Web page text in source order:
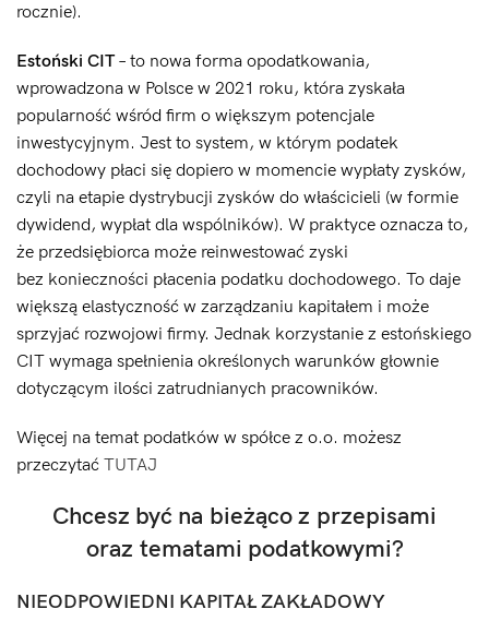
rocznie).
Estoński CIT– to nowa forma opodatkowania,
wprowadzona w Polsce w 2021 roku, która zyskała
popularność wśród firm o większym potencjale
inwestycyjnym. Jest to system, w którym podatek
dochodowy płaci się dopiero w momencie wypłaty zysków,
czyli na etapie dystrybucji zysków do właścicieli (w formie
dywidend, wypłat dla wspólników). W praktyce oznacza to,
że przedsiębiorca może reinwestować zyski
bez konieczności płacenia podatku dochodowego. To daje
większą elastyczność w zarządzaniu kapitałem i może
sprzyjać rozwojowi firmy. Jednak korzystanie z estońskiego
CIT wymaga spełnienia określonych warunków głownie
dotyczącym ilości zatrudnianych pracowników.
Więcej na temat podatków w spółce z o.o. możesz
przeczytać TUTAJ
Chcesz być na bieżąco z przepisami
oraz tematami podatkowymi?
NIEODPOWIEDNI KAPITAŁ ZAKŁADOWY